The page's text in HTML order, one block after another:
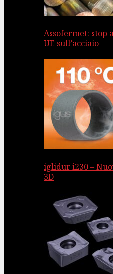
Assofermet: stop
UE sull’acciaio
iglidur i230 –
3D